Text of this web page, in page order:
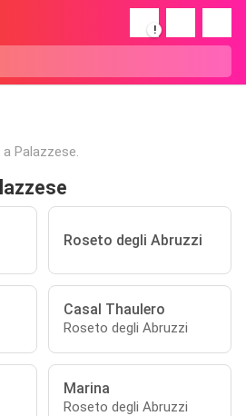
!
Palazzese.
Roseto degli Abruzzi
Casal Thaulero
Roseto degli Abruzzi
Marina
Roseto degli Abruzzi